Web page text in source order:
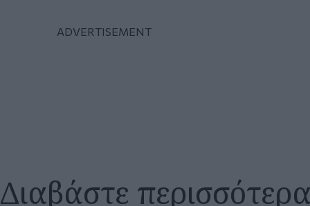
Διαβάστε περισσότερα